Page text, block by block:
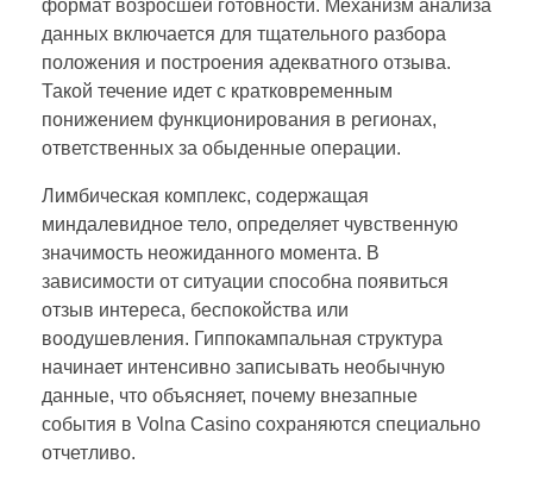
формат возросшей готовности. Механизм анализа
данных включается для тщательного разбора
положения и построения адекватного отзыва.
Такой течение идет с кратковременным
понижением функционирования в регионах,
ответственных за обыденные операции.
Лимбическая комплекс, содержащая
миндалевидное тело, определяет чувственную
значимость неожиданного момента. В
зависимости от ситуации способна появиться
отзыв интереса, беспокойства или
воодушевления. Гиппокампальная структура
начинает интенсивно записывать необычную
данные, что объясняет, почему внезапные
события в Volna Casino сохраняются специально
отчетливо.